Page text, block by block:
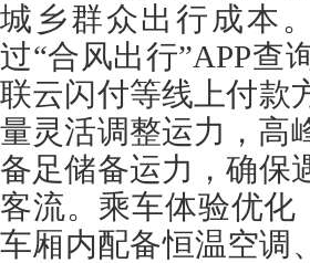
城乡群众出行成本
过“合风出行”APP查
联云闪付等线上付款
量灵活调整运力，高
备足储备运力，确保
客流。乘车体验优
车厢内配备恒温空调